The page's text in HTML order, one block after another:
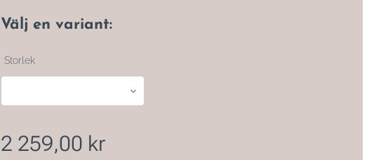
Välj en variant:
Storlek
2 259,00 kr